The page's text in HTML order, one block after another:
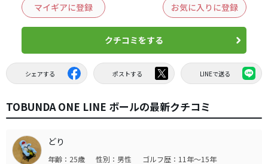
マイギアに登録 お気に入りに登録
クチコミをする
シェアする ポストする LINEで送る
TOBUNDA ONE LINE ボールの最新クチコミ
どり
年齢：25歳 性別：男性 ゴルフ歴：11年～15年